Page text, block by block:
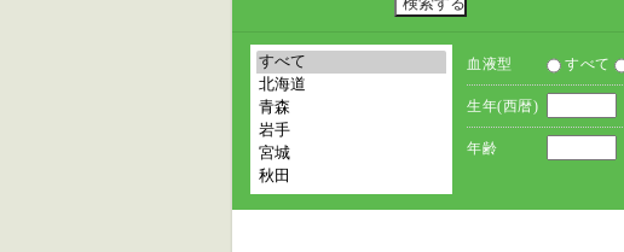
血液型 すべて
生年(西暦)
年齢